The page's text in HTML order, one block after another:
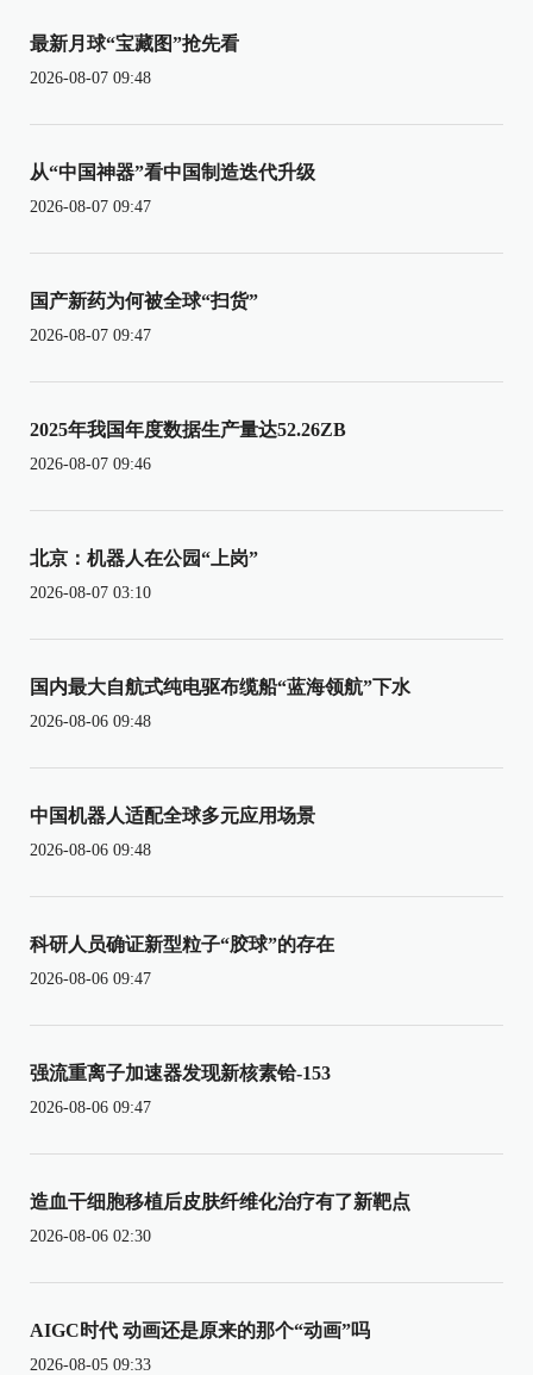
最新月球“宝藏图”抢先看
2026-08-07 09:48
从“中国神器”看中国制造迭代升级
2026-08-07 09:47
国产新药为何被全球“扫货”
2026-08-07 09:47
2025年我国年度数据生产量达52.26ZB
2026-08-07 09:46
北京：机器人在公园“上岗”
2026-08-07 03:10
国内最大自航式纯电驱布缆船“蓝海领航”下水
2026-08-06 09:48
中国机器人适配全球多元应用场景
2026-08-06 09:48
科研人员确证新型粒子“胶球”的存在
2026-08-06 09:47
强流重离子加速器发现新核素铪-153
2026-08-06 09:47
造血干细胞移植后皮肤纤维化治疗有了新靶点
2026-08-06 02:30
AIGC时代 动画还是原来的那个“动画”吗
2026-08-05 09:33